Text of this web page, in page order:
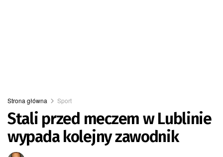
Strona główna Sport
Stali przed meczem w Lublinie
wypada kolejny zawodnik